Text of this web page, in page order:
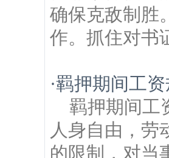
确保克敌制胜
作。抓住对书
·羁押期间工
羁押期间工
人身自由，劳
的限制，对当